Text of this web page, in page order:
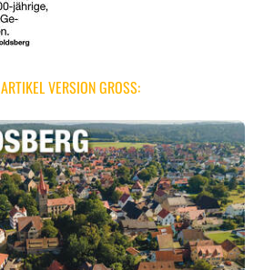
ARTIKEL VERSION GROSS: